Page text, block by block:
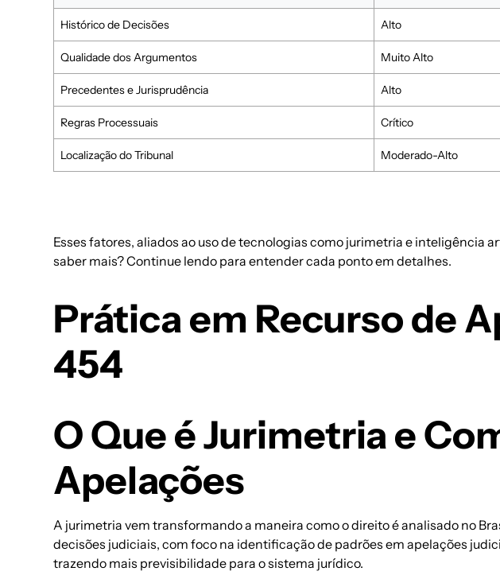
Histórico de Decisões Alto
Qualidade dos Argumentos Muito Alto
Precedentes e Jurisprudência Alto
Regras Processuais Crítico
Localização do Tribunal Moderado-Alto
Esses fatores, aliados ao uso detecnologias como jurimetria e inteligência
saber mais? Continue lendo para entender cada ponto em detalhes.
Prática em Recurso de
454
O Que é Jurimetria e
Apelações
A jurimetria vem transformando a maneira como o direito é analisado no
decisões judiciais, com foco na identificação de padrões em apelações
trazendo mais previsibilidade para o sistema jurídico.